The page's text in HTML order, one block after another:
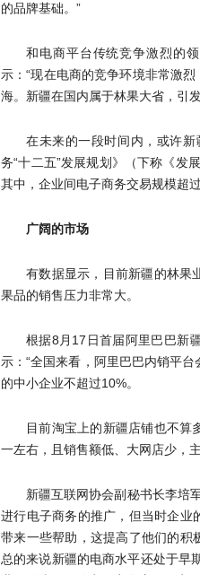
的品牌基础。”
和电商平台传统竞争激烈的
示：“现在电商的竞争环境非常激
海。新疆在国内属于林果大省，引
在未来的一段时间内，或许
务“十二五”发展规划》（下称《发
其中，企业间电子商务交易规模超
广阔的市场
有数据显示，目前新疆的林果
果品的销售压力非常大。
根据8月17日首届阿里巴巴新
示：“全国来看，阿里巴巴内销平
的中小企业不超过10%。
目前淘宝上的新疆店铺也不算
一左右，且销售额低、大网店少，
新疆互联网协会副秘书长李培
进行电子商务的推广，但当时企业
带来一些帮助，这提高了他们的积
总的来说新疆的电商水平还处于早